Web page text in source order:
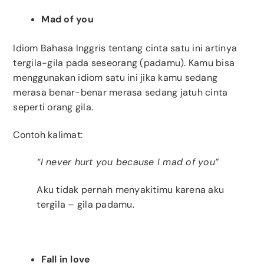
Mad of you
Idiom Bahasa Inggris tentang cinta satu ini artinya
tergila-gila pada seseorang (padamu). Kamu bisa
menggunakan idiom satu ini jika kamu sedang
merasa benar-benar merasa sedang jatuh cinta
seperti orang gila.
Contoh kalimat:
“I never hurt you because I mad of you”
Aku tidak pernah menyakitimu karena aku
tergila – gila padamu.
Fall in love